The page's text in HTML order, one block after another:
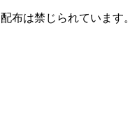
布は禁じられています。